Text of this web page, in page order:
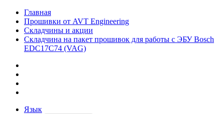
Главная
Прошивки от AVT Engineering
Складчины и акции
Складчина на пакет прошивок для работы с ЭБУ Bosch
EDC17C74 (VAG)
Язык